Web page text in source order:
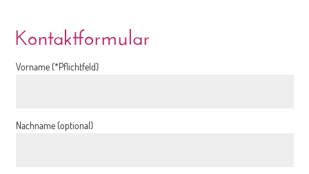
Kontaktformular
Vorname (*Pflichtfeld)
Nachname (optional)